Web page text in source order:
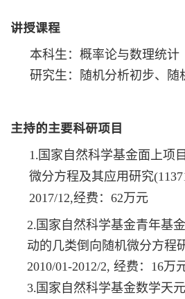
讲授课程
本科生：概率论与数理统计
研究生：随机分析初步、随
主持的主要科研项目
1.国家自然科学基金面上项目
微分方程及其应用研究
2017/12,经费 ：62万元
2.国家自然科学基金青年基
动的几类倒向随机微分方程
2010/01-2012/2, 经费 ：16万
3.国家自然科学基金数学天